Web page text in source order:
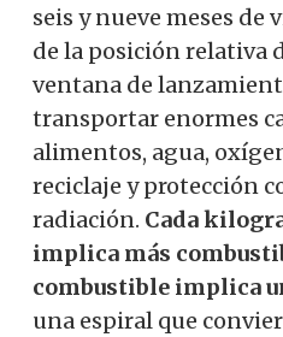
seis y nueve meses de
de la posición relativa
ventana de
transportar enormes
alimentos, agua,
reciclaje y protección
radiación. Cada
implica más
combustible implica
una espiral que